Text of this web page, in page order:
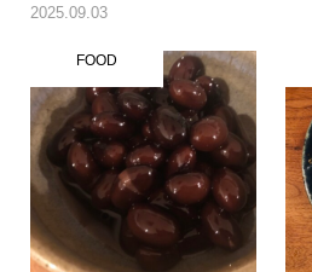
2025.09.03
FOOD